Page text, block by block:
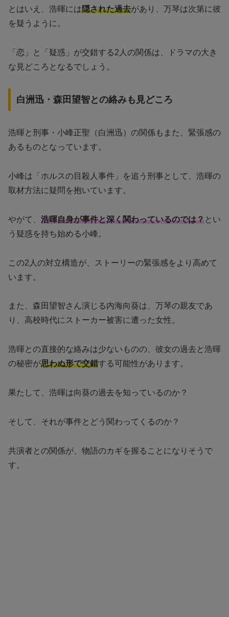
とはいえ、浩暉には隠された過去があり、万琴は次第に彼
を疑うように。
「恋」と「疑惑」が交錯する2人の関係は、ドラマの大き
な見どころとなるでしょう。
白洲迅・森田望智との絡みも見どころ
浩暉と刑事・小峰正聖（白洲迅）の関係もまた、緊張感の
あるものとなっています。
小峰は「ホルスの目殺人事件」を追う刑事として、浩暉の
取材方法に疑問を抱いています。
やがて、 浩暉自身が事件と深く関わっているのでは？とい
う疑惑を持ち始める小峰。
この2人の対立構造が、ストーリーの緊張感をより高めて
います。
また、森田望智さん演じる内海向葵は、万琴の親友であ
り、高校時代にストーカー被害に遭った女性。
浩暉との直接的な絡みは少ないものの、彼女の過去と浩暉
の秘密が思わぬ形で交錯する可能性があります。
果たして、浩暉は向葵の過去を知っているのか？
そして、それが事件とどう関わってくるのか？
共演者との関係が、物語のカギを握ることになりそうで
す。